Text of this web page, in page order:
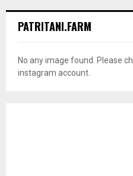
PATRITANI.FARM
No any image found. Please
instagram account.